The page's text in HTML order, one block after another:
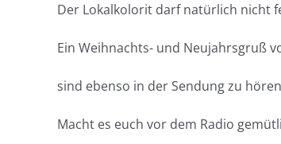
Der Lokalkolorit darf natürlich nicht
Ein Weihnachts- und Neujahrsgruß
sind ebenso in der Sendung zu
Macht es euch vor dem Radio